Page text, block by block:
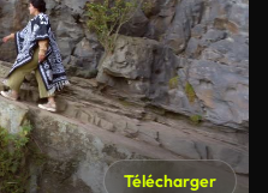
Télécharger